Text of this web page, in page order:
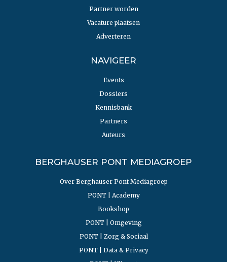
Partner worden
Vacature plaatsen
Adverteren
NAVIGEER
Events
Dossiers
Kennisbank
Partners
Auteurs
BERGHAUSER PONT MEDIAGROEP
Over Berghauser Pont Mediagroep
PONT | Academy
Bookshop
PONT | Omgeving
PONT | Zorg & Sociaal
PONT | Data & Privacy